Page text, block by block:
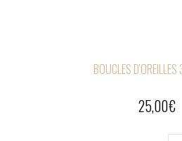
BOUCLES
25,00€